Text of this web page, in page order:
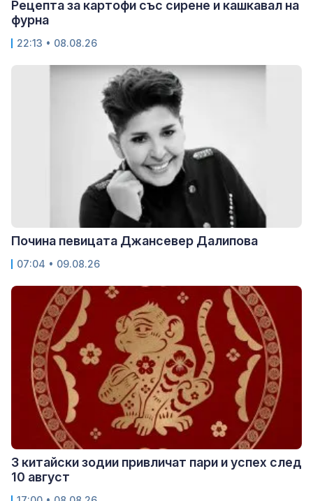
Рецепта за картофи със сирене и кашкавал на
фурна
22:13 • 08.08.26
Почина певицата Джансевер Далипова
07:04 • 09.08.26
3 китайски зодии привличат пари и успех след
10 август